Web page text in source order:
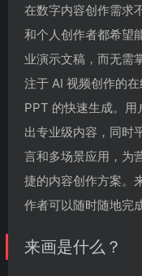
在数字内容创作需求
和个人创作者都希望
业演示文稿，而无需
注于 AI 视频创作的
PPT 的快速生成。
出专业级内容，同时
言和多场景应用，为
捷的内容创作方案。
作者可以随时随地完
来画是什么？